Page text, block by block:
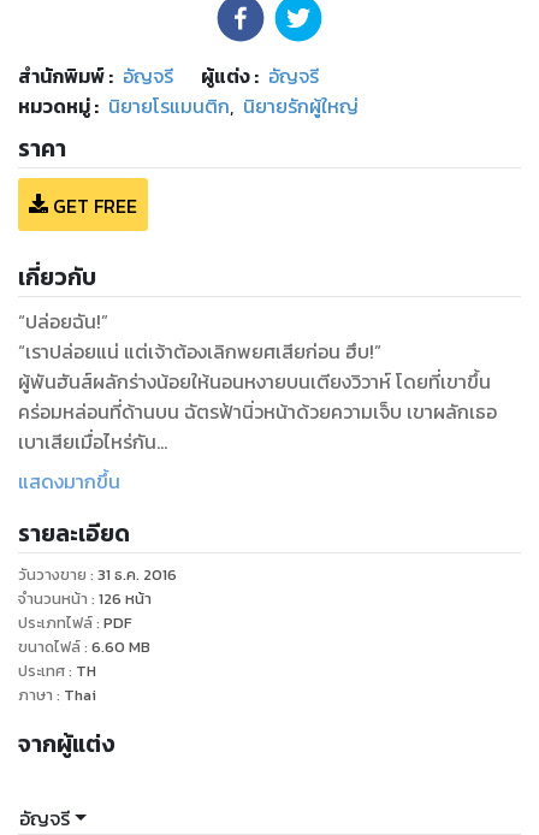
สำนักพิมพ์: อัญจรี ผู้แต่ง : อัญจรี
หมวดหมู่: นิยายโรแมนติก, นิยายรักผู้ใหญ่
ราคา
GET FREE
เกี่ยวกับ
“ปล่อยฉัน!”
“เราปล่อยแน่ แต่เจ้าต้องเลิกพยศเสียก่อน ฮึบ!”
ผู้พันฮันส์ผลักร่างน้อยให้นอนหงายบนเตียงวิวาห์ โดยที่เขาขึ้น
คร่อมหล่อนที่ด้านบน ฉัตรฟ้านิ่วหน้าด้วยความเจ็บ เขาผลักเธอ
เบาเสียเมื่อไหร่กัน
“คนชั่ว! ฉันเจ็บนะ!”
ของเราน่ะ เจ้าได้มันสมใจแล้วนี่! แต่หัวใจของเรามันไม่มีวันเป็นของ
เจ้า มันเป็นของปาลีญ่า ปาลีญ่าเท่านั้น!”
“เออ! ของปาลีญ่าก็ปาลีญ่า งั้นก็อย่ามาแตะฉัน ฉันไม่ใช่ปาลีญ่า
แสดงมากขึ้น
รายละเอียด
วันวางขาย : 31 ธ.ค. 2016
จำนวนหน้า : 126 หน้า
ประเภทไฟล์: PDF
ขนาดไฟล์: 6.60 MB
ประเทศ: TH
ภาษา : Thai
จากผู้แต่ง
อัญจรี